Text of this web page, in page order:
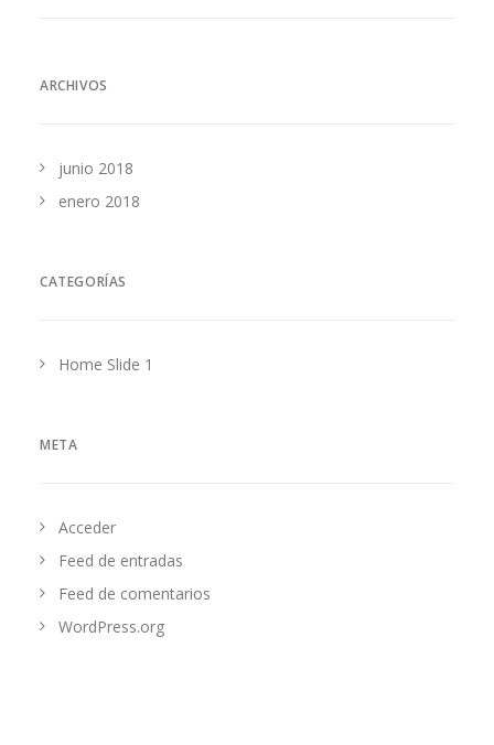
ARCHIVOS
junio 2018
enero 2018
CATEGORÍAS
Home Slide 1
META
Acceder
Feed de entradas
Feed de comentarios
WordPress.org